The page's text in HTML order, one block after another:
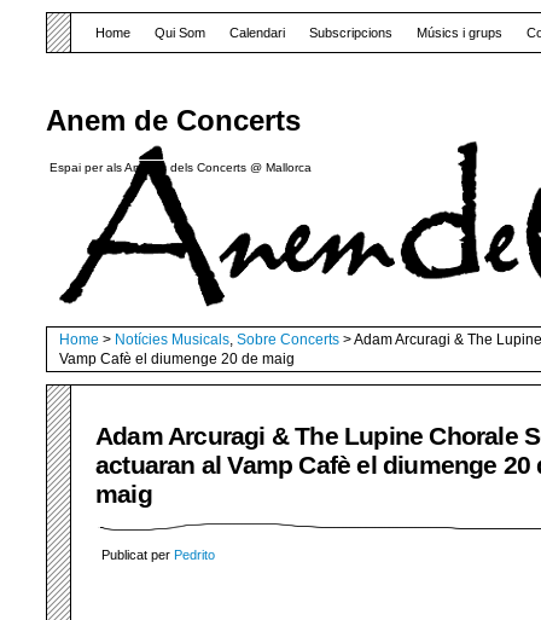
Anem de Concerts
Espai per als Amants dels Concerts @ Mallorca
Home Qui Som Calendari Subscripcions Músics i grups
Home > Notícies Musicals, Sobre Concerts > Adam Arcuragi & The
Vamp Cafè el diumenge 20 de maig
Adam Arcuragi & The Lupine Chorale
actuaran al Vamp Cafè el diumenge 20
maig
Publicat per Pedrito